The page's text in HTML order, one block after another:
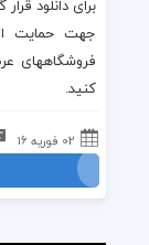
برای دانلود
جهت حمایت
فروشگاههای
کنید.
02 فوریه 16